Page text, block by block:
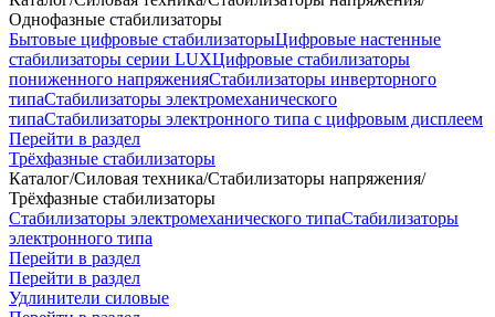
Однофазные стабилизаторы
Бытовые цифровые стабилизаторыЦифровые настенные
стабилизаторы серии LUXЦифровые стабилизаторы
пониженного напряженияСтабилизаторы инверторного
типаСтабилизаторы электромеханического
типаСтабилизаторы электронного типа с цифровым дисплеем
Перейти в раздел
Трёхфазные стабилизаторы
Каталог/Силовая техника/Стабилизаторы напряжения/
Трёхфазные стабилизаторы
Стабилизаторы электромеханического типаСтабилизаторы
электронного типа
Перейти в раздел
Перейти в раздел
Удлинители силовые